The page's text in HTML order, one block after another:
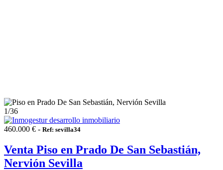
1/36
460.000 € - Ref: sevilla34
Venta Piso en Prado De San Sebastián,
Nervión Sevilla